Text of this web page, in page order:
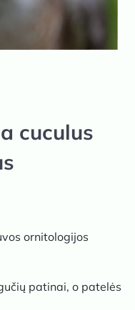
cuculus
ornitologijos
patinai, o patelės